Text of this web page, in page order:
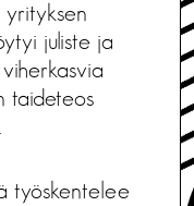
yrityksen
juliste ja
taideteos
työskentelee